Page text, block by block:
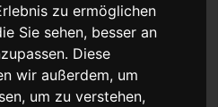
zu ermöglichen
Sie sehen, besser an
Diese
wir außerdem, um
um zu verstehen,